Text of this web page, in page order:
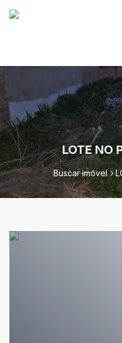
LOTE NO
Buscar imóvel